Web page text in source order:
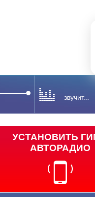
звучит...
УСТАНОВИТЬ
АВТОРАДИО